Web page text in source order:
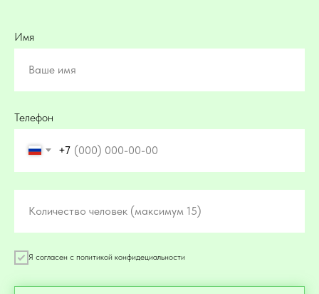
Имя
Ваше имя
Телефон
+7
Количество человек (максимум 15)
Я согласен с политикой конфидециальности